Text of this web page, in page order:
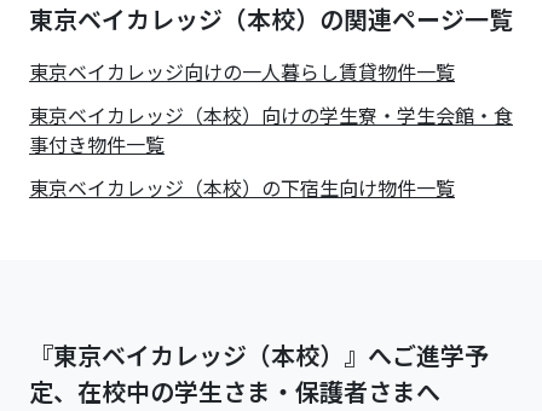
東京ベイカレッジ（本校）の関連ページ一覧
東京ベイカレッジ向けの一人暮らし賃貸物件一覧
東京ベイカレッジ（本校）向けの学生寮・学生会館・食
事付き物件一覧
東京ベイカレッジ（本校）の下宿生向け物件一覧
『東京ベイカレッジ（本校）』へご進学予
定、在校中の学生さま・保護者さまへ